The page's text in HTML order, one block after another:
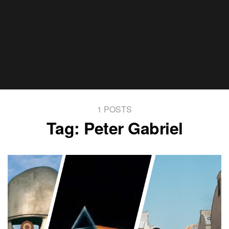
1 POSTS
Tag: Peter Gabriel